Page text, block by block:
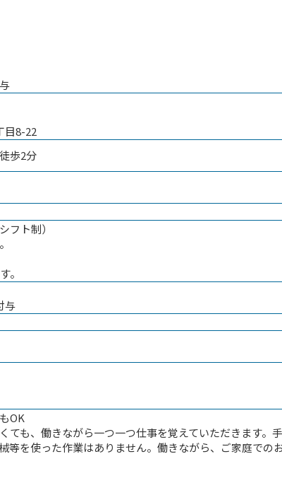
目8-22
歩2分
フト制）
。
与
OK
ても、働きながら一つ一つ仕事を覚えていただきます。
等を使った作業はありません。働きながら、ご家庭での